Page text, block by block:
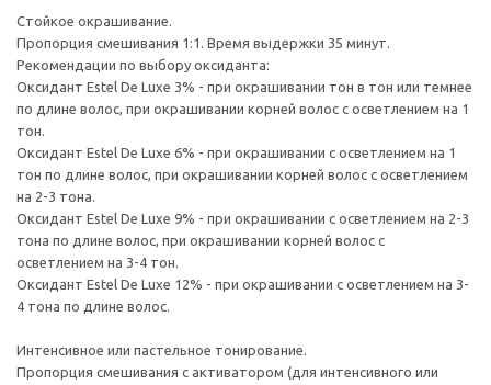
Стойкое окрашивание.
Пропорция смешивания 1:1. Время выдержки 35 минут.
Рекомендации по выбору оксиданта:
Оксидант Estel De Luxe 3% - при окрашивании тон в тон или темнее
по длине волос, при окрашивании корней волос с осветлением на 1
тон.
Оксидант Estel De Luxe 6% - при окрашивании с осветлением на 1
тон по длине волос, при окрашивании корней волос с осветлением
на 2-3 тона.
Оксидант Estel De Luxe 9% - при окрашивании с осветлением на 2-3
тона по длине волос, при окрашивании корней волос с
осветлением на 3-4 тон.
Оксидант Estel De Luxe 12% - при окрашивании с осветлением на 3-
4 тона по длине волос.
Интенсивное или пастельное тонирование.
Пропорция смешивания с активатором (для интенсивного или